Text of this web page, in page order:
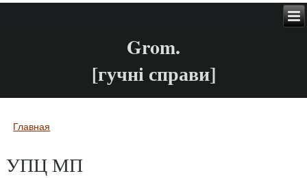
Grom.
[гучні справи]
Вы здесь
Главная
УПЦ МП